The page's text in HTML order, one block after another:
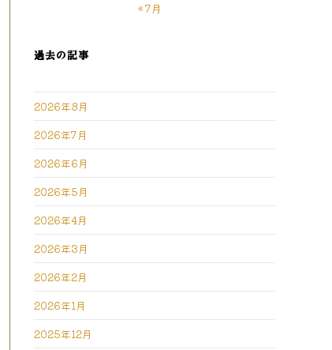
« 7月
過去の記事
2026年8月
2026年7月
2026年6月
2026年5月
2026年4月
2026年3月
2026年2月
2026年1月
2025年12月